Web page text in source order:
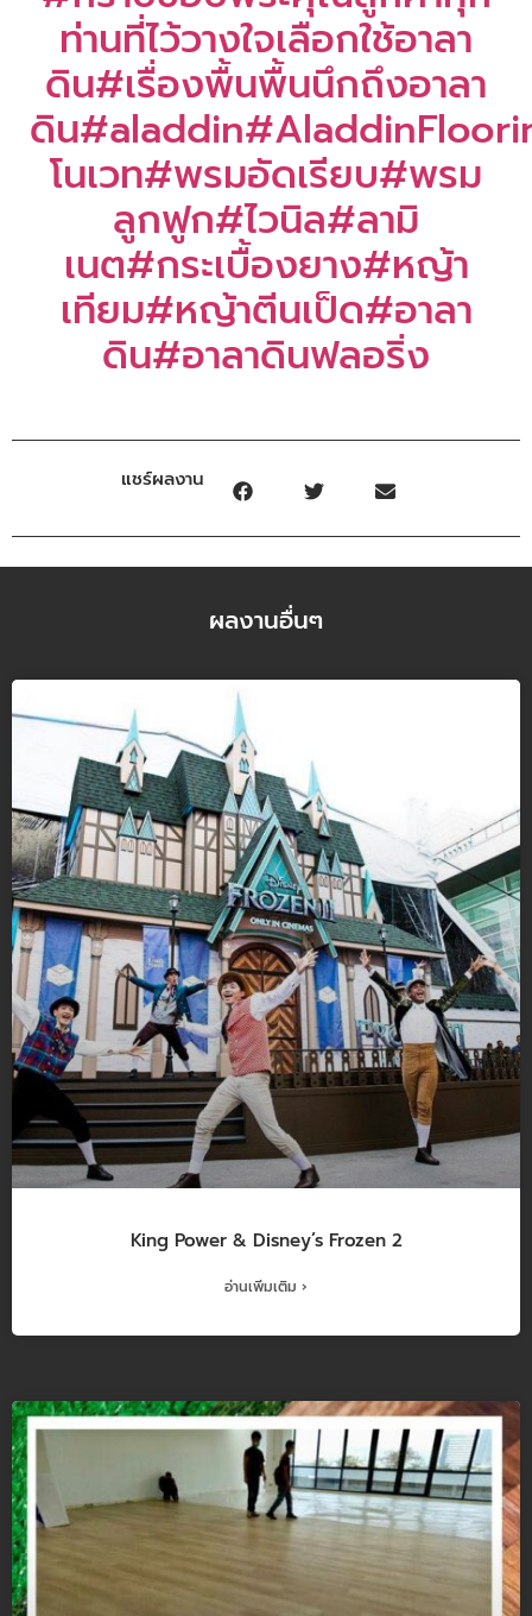
ท่านที่ไว้วางใจเลือกใช้อาลา
ดิน#เรื่องพื้นพื้นนึกถึงอาลา
ดิน#aladdin
โนเวท#พรมอัดเรียบ#พรม
ลูกฟูก#ไวนิล#ลามิ
เนต#กระเบื้องยาง#หญ้า
เทียม#หญ้าตีนเป็ด#อาลา
ดิน#อาลาดินฟลอริ่ง
แชร์ผลงาน
ผลงานอื่นๆ
King Power & Disney’s Frozen 2
อ่านเพิ่มเติม ›